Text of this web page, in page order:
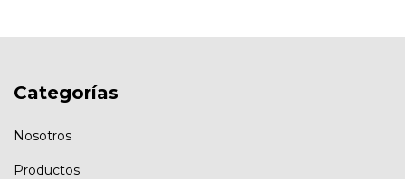
Categorías
Nosotros
Productos